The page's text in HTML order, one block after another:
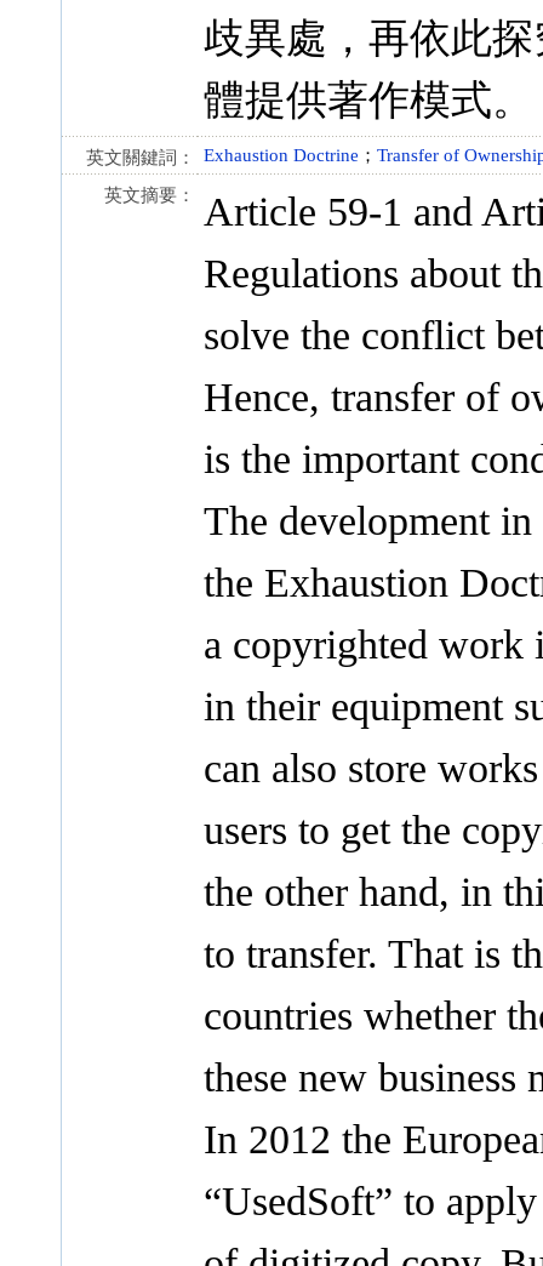
歧異處，再依此
體提供著作模式。
英文關鍵詞： Exhaustion Doctrine ； Transfer of
英文摘要：
Article 59-1 and
Regulations about
solve the conflict
Hence, transfer of
is the important
The development
the Exhaustion
a copyrighted work
in their equipment
can also store
users to get the
the other hand, in
to transfer. That is
countries whether
these new business
In 2012 the
“UsedSoft” to